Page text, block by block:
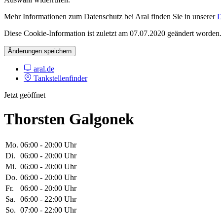
Mehr Informationen zum Datenschutz bei Aral finden Sie in unserer
Diese Cookie-Information ist zuletzt am 07.07.2020 geändert worden.
Änderungen speichern
aral.de
Tankstellenfinder
Jetzt geöffnet
Thorsten Galgonek
Mo. 06:00 - 20:00 Uhr
Di.
06:00 - 20:00 Uhr
Mi. 06:00 - 20:00 Uhr
Do. 06:00 - 20:00 Uhr
Fr.
06:00 - 20:00 Uhr
Sa.
06:00 - 22:00 Uhr
So. 07:00 - 22:00 Uhr